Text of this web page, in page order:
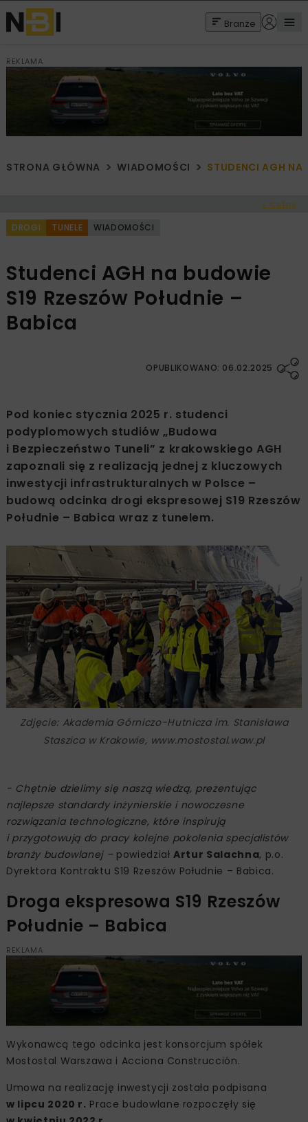
Branże
REKLAMA
STRONA GŁÓWNA WIADOMOŚCI STUDENCI AGH NA
< Cofnij
DROGI TUNELE WIADOMOŚCI
Studenci AGH na budowie
S19 Rzeszów Południe –
Babica
OPUBLIKOWANO: 06.02.2025
Pod koniec stycznia 2025 r. studenci
podyplomowych studiów „Budowa
i Bezpieczeństwo Tuneli” z krakowskiego AGH
zapoznali się z realizacją jednej z kluczowych
inwestycji infrastrukturalnych w Polsce –
budową odcinka drogi ekspresowej S19 Rzeszów
Południe – Babica wraz z tunelem.
Zdjęcie: Akademia Górniczo-Hutnicza im. Stanisława
Staszica w Krakowie, www.mostostal.waw.pl
- Chętnie dzielimy się naszą wiedzą, prezentując
najlepsze standardy inżynierskie i nowoczesne
rozwiązania technologiczne, które inspirują
i przygotowują do pracy kolejne pokolenia specjalistów
branży budowlanej –powiedziałArtur Salachna, p.o.
Dyrektora Kontraktu S19 Rzeszów Południe – Babica.
Droga ekspresowa S19 Rzeszów
Południe – Babica
REKLAMA
Wykonawcą tego odcinka jest konsorcjum spółek
Mostostal Warszawa i Acciona Construcción.
Umowa na realizację inwestycji została podpisana
w lipcu 2020 r. Prace budowlane rozpoczęły się